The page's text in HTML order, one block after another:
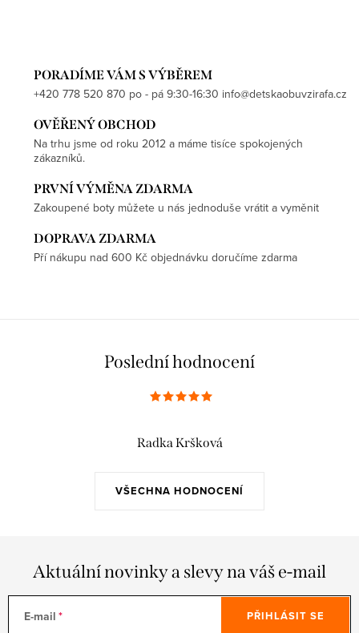
PORADÍME VÁM S VÝBĚREM
+420 778 520 870 po - pá 9:30-16:30 info@detskaobuvzirafa.cz
OVĚŘENÝ OBCHOD
Na trhu jsme od roku 2012 a máme tisíce spokojených
zákazníků.
PRVNÍ VÝMĚNA ZDARMA
Zakoupené boty můžete u nás jednoduše vrátit a vyměnit
DOPRAVA ZDARMA
Pří nákupu nad 600 Kč objednávku doručíme zdarma
Poslední hodnocení
VŠECHNA HODNOCENÍ
Radka Kršková
Aktuální novinky a slevy na váš e-mail
E-mail PŘIHLÁSIT SE